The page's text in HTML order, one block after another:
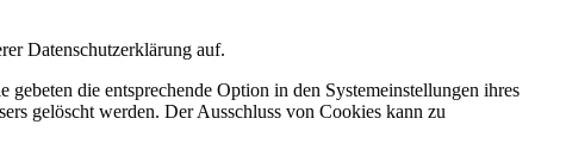
Datenschutzerklärung auf.
die entsprechende Option in den Systemeinstellungen ihres
gelöscht werden. Der Ausschluss von Cookies kann zu